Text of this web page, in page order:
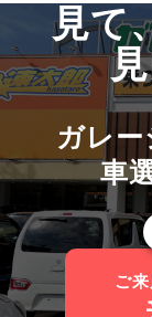
見て
ガレ
車
ご